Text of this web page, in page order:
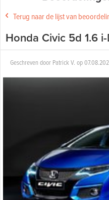
Terug naar de lijst van
Honda Civic 5d 1.6
Geschreven door Patrick V. op